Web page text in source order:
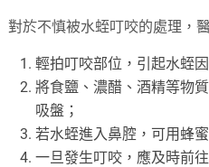
對於不慎被水蛭叮咬的處理，
輕拍叮咬部位，引起水蛭
將食鹽、濃醋、酒精等物
吸盤；
若水蛭進入鼻腔，可用蜂
一旦發生叮咬，應及時前